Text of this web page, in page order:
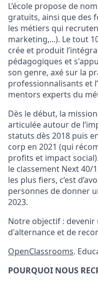
L’école propose de
gratuits, ainsi que des
les métiers qui
marketing,...). Le tout
crée et produit
pédagogiques et
son genre, axé sur la
professionnalisants et
mentors experts du
Dès le début, la
articulée autour de
statuts dès 2018 puis
corp en 2021 (qui
profits et impact
le classement Next 40/
les plus fiers, c’est
personnes de donner
2023.
Notre objectif :
d'alternance et de
OpenClassrooms.
POURQUOI NOUS